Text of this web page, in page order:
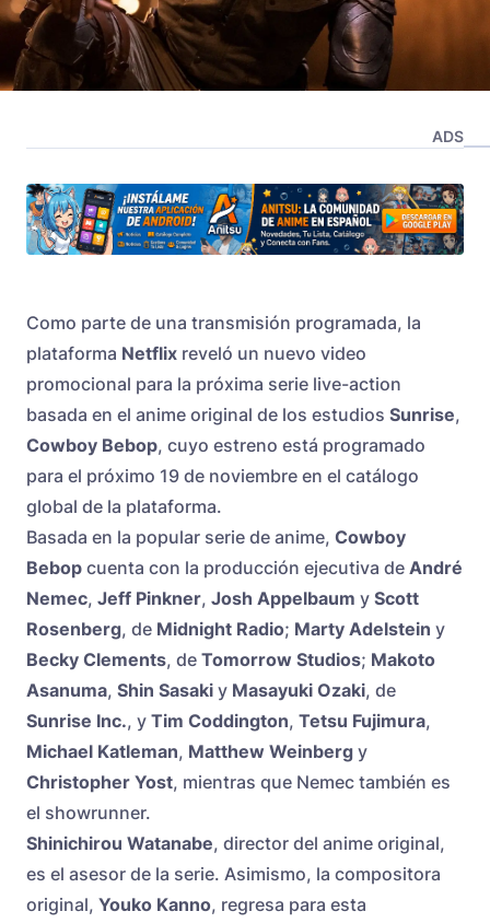
ADS
Como parte de una transmisión programada, la
plataforma Netflix reveló un nuevo video
promocional para la próxima serie live-action
basada en el anime original de los estudios Sunrise,
Cowboy Bebop, cuyo estreno está programado
para el próximo 19 de noviembre en el catálogo
global de la plataforma.
Basada en la popular serie de anime, Cowboy
Bebop cuenta con la producción ejecutiva de André
Nemec, Jeff Pinkner, Josh Appelbaum y Scott
Rosenberg, de Midnight Radio; Marty Adelstein y
Becky Clements, de Tomorrow Studios; Makoto
Asanuma, Shin Sasaki y Masayuki Ozaki, de
Sunrise Inc., y Tim Coddington, Tetsu Fujimura,
Michael Katleman, Matthew Weinberg y
Christopher Yost, mientras que Nemec también es
el showrunner.
Shinichirou Watanabe, director del anime original,
es el asesor de la serie. Asimismo, la compositora
original, Youko Kanno, regresa para esta